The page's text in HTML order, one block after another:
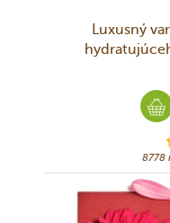
Luxusný
8778